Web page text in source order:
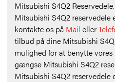
Mitsubishi S4Q2
Mitsubishi S4Q2
kontakte os på Mail eller
tilbud på dine Mitsubishi
mulighed for at benytte
gængse Mitsubishi S4Q2
Mitsubishi S4Q2